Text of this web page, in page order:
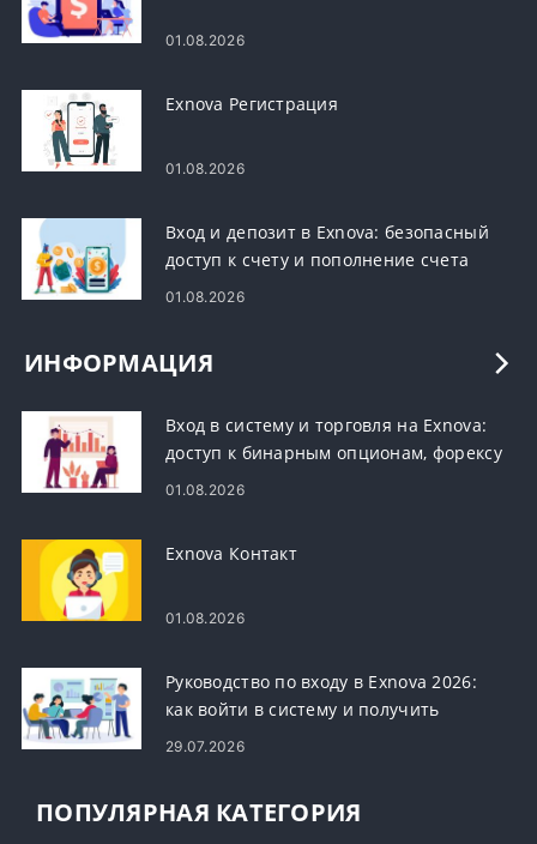
01.08.2026
Exnova Регистрация
01.08.2026
Вход и депозит в Exnova: безопасный
доступ к счету и пополнение счета
01.08.2026
ИНФОРМАЦИЯ
Вход в систему и торговля на Exnova:
доступ к бинарным опционам, форексу
и криптовалютам
01.08.2026
Exnova Контакт
01.08.2026
Руководство по входу в Exnova 2026:
как войти в систему и получить
безопасный доступ к своей учетной
29.07.2026
ПОПУЛЯРНАЯ КАТЕГОРИЯ